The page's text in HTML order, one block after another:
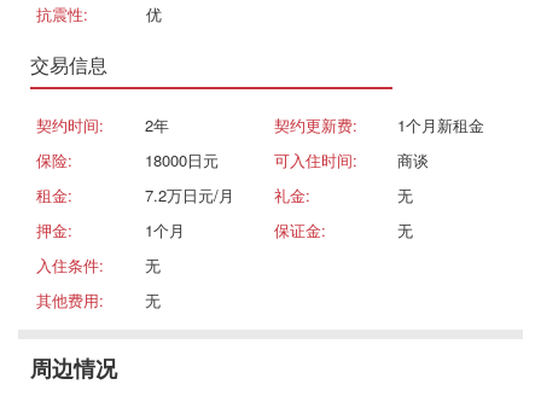
抗震性:
优
交易信息
契约时间: 2年 契约更新费:
1个月新租金
保险:
18000日元 可入住时间:
商谈
租金:
7.2万日元/月 礼金:
无
押金:
1个月 保证金:
无
入住条件:
无
其他费用:
无
周边情况